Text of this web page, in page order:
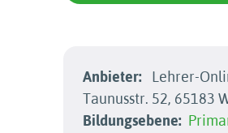
Anbieter:
Lehrer-
Taunusstr. 52, 65183
Bildungsebene: